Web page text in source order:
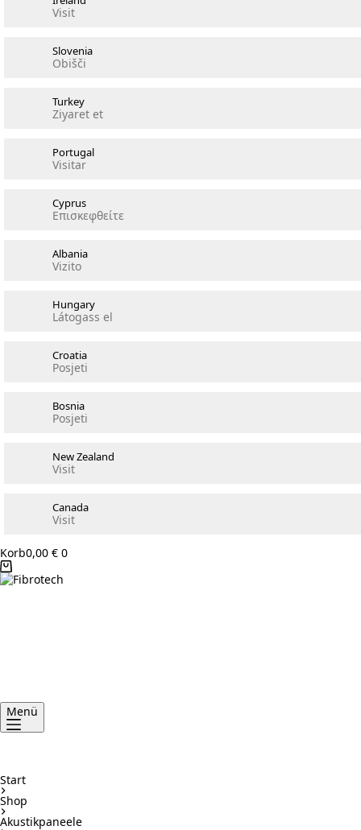
Visit
Slovenia
Obišči
Turkey
Ziyaret et
Portugal
Visitar
Cyprus
Επισκεφθείτε
Albania
Vizito
Hungary
Látogass el
Croatia
Posjeti
Bosnia
Posjeti
New Zealand
Visit
Canada
Visit
Korb0,00 € 0
Menü
Start
Shop
Akustikpaneele